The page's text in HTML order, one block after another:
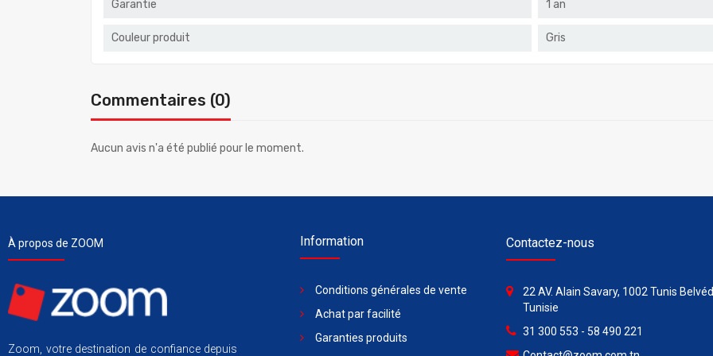
Garantie 1 an
Couleur produit Gris
Commentaires (0)
Aucun avis n'a été publié pour le moment.
À propos de ZOOM
Zoom, votre destination de confiance depuis
Information
Conditions générales de vente
Achat par facilité
Garanties produits
Contactez-nous
22 AV. Alain Savary, 1002 Tunis
Tunisie
31 300 553 - 58 490 221